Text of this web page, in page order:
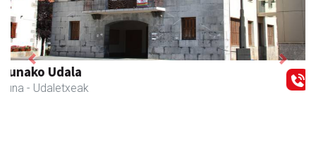
Previous Next